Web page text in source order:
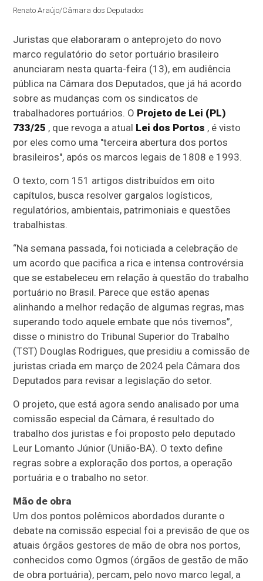
Renato Araújo/Câmara dos Deputados
Juristas que elaboraram o anteprojeto do novo
marco regulatório do setor portuário brasileiro
anunciaram nesta quarta-feira (13), em audiência
pública na Câmara dos Deputados, que já há acordo
sobre as mudanças com os sindicatos de
trabalhadores portuários. O Projeto de Lei (PL)
733/25 , que revoga a atual Lei dos Portos , é visto
por eles como uma "terceira abertura dos portos
brasileiros", após os marcos legais de 1808 e 1993.
O texto, com 151 artigos distribuídos em oito
capítulos, busca resolver gargalos logísticos,
regulatórios, ambientais, patrimoniais e questões
trabalhistas.
“Na semana passada, foi noticiada a celebração de
um acordo que pacifica a rica e intensa controvérsia
que se estabeleceu em relação à questão do trabalho
portuário no Brasil. Parece que estão apenas
alinhando a melhor redação de algumas regras, mas
superando todo aquele embate que nós tivemos”,
disse o ministro do Tribunal Superior do Trabalho
(TST) Douglas Rodrigues, que presidiu a comissão de
juristas criada em março de 2024 pela Câmara dos
Deputados para revisar a legislação do setor.
O projeto, que está agora sendo analisado por uma
comissão especial da Câmara, é resultado do
trabalho dos juristas e foi proposto pelo deputado
Leur Lomanto Júnior (União-BA). O texto define
regras sobre a exploração dos portos, a operação
portuária e o trabalho no setor.
Mão de obra
Um dos pontos polêmicos abordados durante o
debate na comissão especial foi a previsão de que os
atuais órgãos gestores de mão de obra nos portos,
conhecidos como Ogmos (órgãos de gestão de mão
de obra portuária), percam, pelo novo marco legal, a